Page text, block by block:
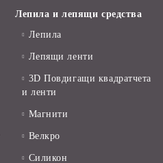
Лепила и лепящи средства
Лепила
Лепящи ленти
3D Повдигащи квадратчета
и ленти
Магнити
Велкро
Силикон